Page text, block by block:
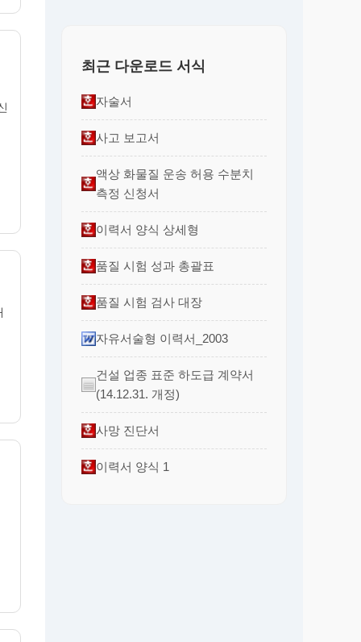
최근 다운로드 서식
자술서
사고 보고서
액상 화물질 운송 허용 수분치
측정 신청서
이력서 양식 상세형
품질 시험 성과 총괄표
품질 시험 검사 대장
자유서술형 이력서_2003
건설 업종 표준 하도급 계약서
(14.12.31. 개정)
사망 진단서
이력서 양식 1